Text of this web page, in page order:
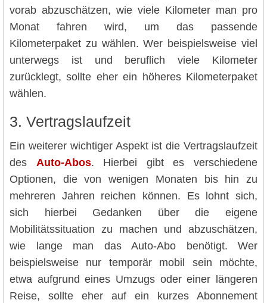
vorab abzuschätzen, wie viele Kilometer man pro
Monat fahren wird, um das passende
Kilometerpaket zu wählen. Wer beispielsweise viel
unterwegs ist und beruflich viele Kilometer
zurücklegt, sollte eher ein höheres Kilometerpaket
wählen.
3. Vertragslaufzeit
Ein weiterer wichtiger Aspekt ist die Vertragslaufzeit
des Auto-Abos. Hierbei gibt es verschiedene
Optionen, die von wenigen Monaten bis hin zu
mehreren Jahren reichen können. Es lohnt sich,
sich hierbei Gedanken über die eigene
Mobilitätssituation zu machen und abzuschätzen,
wie lange man das Auto-Abo benötigt. Wer
beispielsweise nur temporär mobil sein möchte,
etwa aufgrund eines Umzugs oder einer längeren
Reise, sollte eher auf ein kurzes Abonnement